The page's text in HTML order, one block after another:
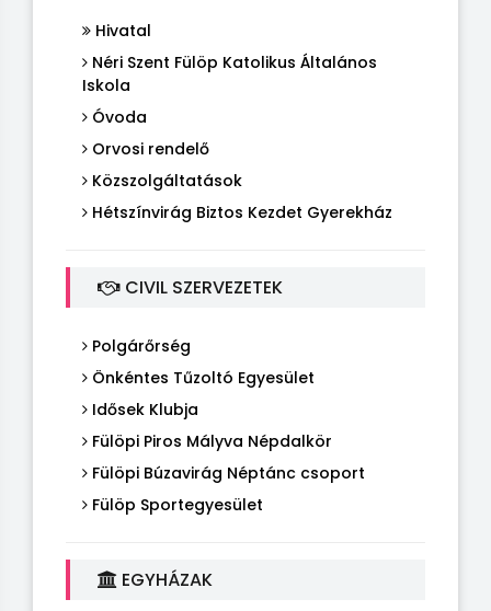
Hivatal
Néri Szent Fülöp Katolikus Általános
Iskola
Óvoda
Orvosi rendelő
Közszolgáltatások
Hétszínvirág Biztos Kezdet Gyerekház
CIVIL SZERVEZETEK
Polgárőrség
Önkéntes Tűzoltó Egyesület
Idősek Klubja
Fülöpi Piros Mályva Népdalkör
Fülöpi Búzavirág Néptánc csoport
Fülöp Sportegyesület
EGYHÁZAK